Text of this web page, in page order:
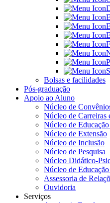
Bolsas e facilidades
Pós-graduação
Apoio ao Aluno
Núcleo de
Núcleo de Carreiras
Núcleo de
Núcleo de Extensão
Núcleo de Inclusão
Núcleo de Pesquisa
Núcleo Didático-
Núcleo de
Assessoria de
Ouvidoria
Serviços